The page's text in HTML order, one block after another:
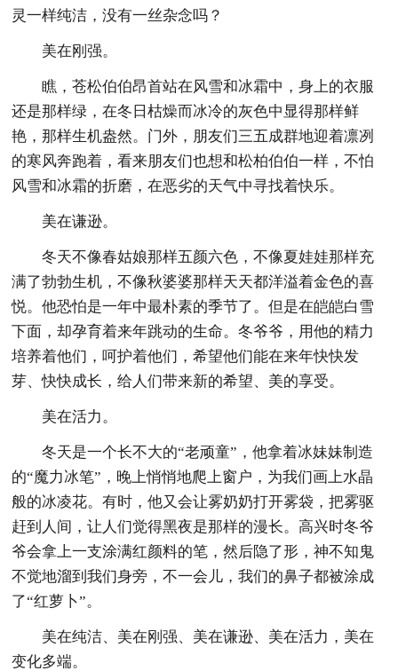
灵一样纯洁，没有一丝杂念吗？
美在刚强。
瞧，苍松伯伯昂首站在风雪和冰霜中，身上的衣服
还是那样绿，在冬日枯燥而冰冷的灰色中显得那样鲜
艳，那样生机盎然。门外，朋友们三五成群地迎着凛冽
的寒风奔跑着，看来朋友们也想和松柏伯伯一样，不怕
风雪和冰霜的折磨，在恶劣的天气中寻找着快乐。
美在谦逊。
冬天不像春姑娘那样五颜六色，不像夏娃娃那样充
满了勃勃生机，不像秋婆婆那样天天都洋溢着金色的喜
悦。他恐怕是一年中最朴素的季节了。但是在皑皑白雪
下面，却孕育着来年跳动的生命。冬爷爷，用他的精力
培养着他们，呵护着他们，希望他们能在来年快快发
芽、快快成长，给人们带来新的希望、美的享受。
美在活力。
冬天是一个长不大的“老顽童”，他拿着冰妹妹制造
的“魔力冰笔”，晚上悄悄地爬上窗户，为我们画上水晶
般的冰凌花。有时，他又会让雾奶奶打开雾袋，把雾驱
赶到人间，让人们觉得黑夜是那样的漫长。高兴时冬爷
爷会拿上一支涂满红颜料的笔，然后隐了形，神不知鬼
不觉地溜到我们身旁，不一会儿，我们的鼻子都被涂成
了“红萝卜”。
美在纯洁、美在刚强、美在谦逊、美在活力，美在
变化多端。